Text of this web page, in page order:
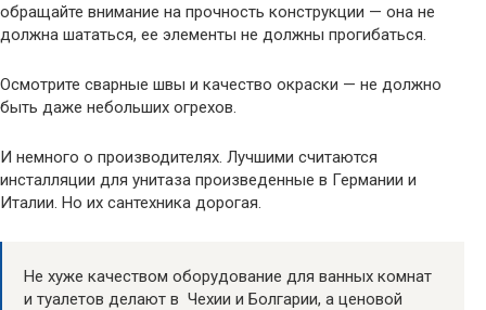
обращайте внимание на прочность конструкции — она не
должна шататься, ее элементы не должны прогибаться.
Осмотрите сварные швы и качество окраски — не должно
быть даже небольших огрехов.
И немного о производителях. Лучшими считаются
инсталляции для унитаза произведенные в Германии и
Италии. Но их сантехника дорогая.
Не хуже качеством оборудование для ванных комнат
и туалетов делают в Чехии и Болгарии, а ценовой